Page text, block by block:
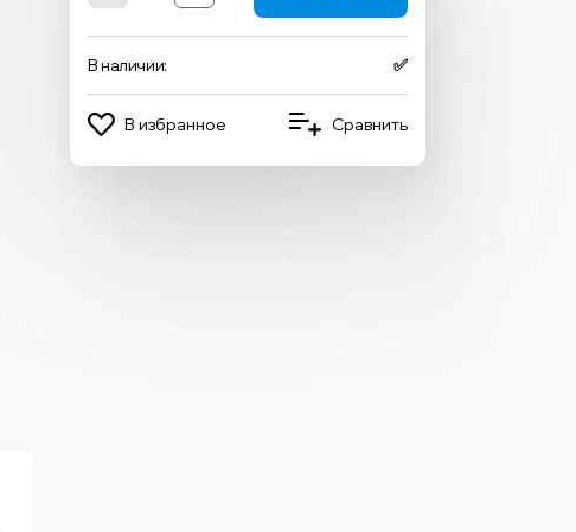
В наличии: ✅
В избранное Сравнить